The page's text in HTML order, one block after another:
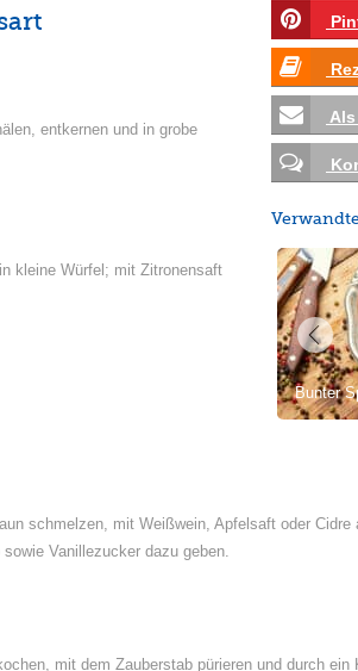
Bunter
entkernen und in grobe
kleine Würfel; mit Zitronensaft
schmelzen, mit Weißwein, Apfelsaft oder
Vanillezucker dazu geben.
mit dem Zauberstab pürieren und durch ein